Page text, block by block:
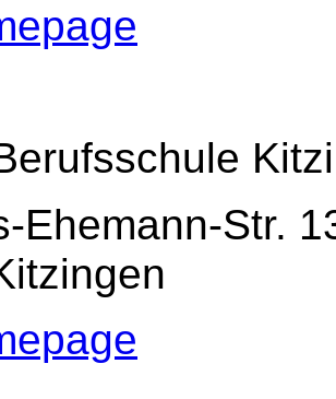
Ehemann-Str.